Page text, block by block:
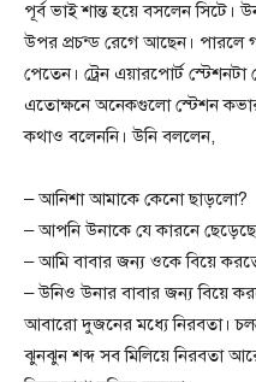
পূর্ব ভাই শান্ত হয়ে বসলেন সিটে।
উপর প্রচন্ড রেগে আছেন। পারলে
পেতেন। ট্রেন এয়ারপোর্ট
এতোক্ষনে অনেকগুলো স্টেশন
কথাও বলেননি। উনি বললেন,
– আনিশা আমাকে কেনো ছাড়লো?
– আপনি উনাকে যে কারনে
– আমি বাবার জন্য ওকে বিয়ে করতে
– উনিও উনার বাবার জন্য বিয়ে
আবারো দুজনের মধ্যে নিরবতা।
ঝুনঝুন শব্দ সব মিলিয়ে নিরবতা